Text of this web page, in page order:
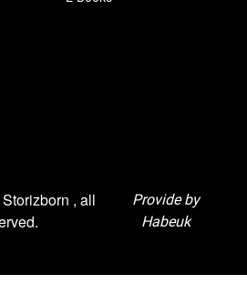
, all
Provide by
Habeuk